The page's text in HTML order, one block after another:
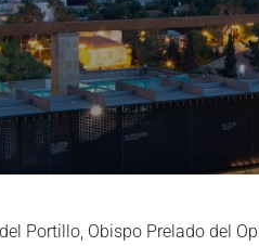
Portillo, Obispo Prelado del